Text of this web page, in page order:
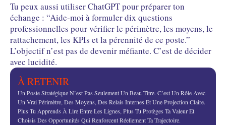
Tu peux aussi utiliser ChatGPT pour préparer ton
échange : “Aide-moi à formuler dix questions
professionnelles pour vérifier le périmètre, les moyens, le
rattachement, les KPIs et la pérennité de ce poste.”
L’objectif n’est pas de devenir méfiante. C’est de décider
avec lucidité.
À RETENIR
Un Poste Stratégique N’est Pas Seulement Un Beau Titre. C’est Un Rôle Avec
Un Vrai Périmètre, Des Moyens, Des Relais Internes Et Une Projection Claire.
Plus Tu Apprends À Lire Entre Les Lignes, Plus Tu Protèges Ta Valeur Et
Choisis Des Opportunités Qui Renforcent Réellement Ta Trajectoire.